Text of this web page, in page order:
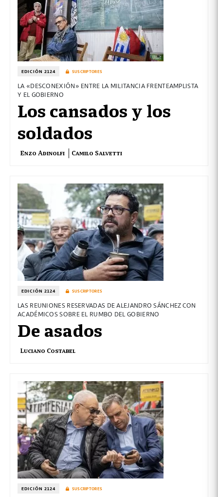
EDICIÓN 2124 SUSCRIPTORES
LA «DESCONEXIÓN» ENTRE LA MILITANCIA FRENTEAMPLISTA
Y EL GOBIERNO
Los cansados y los
soldados
Enzo Adinolfi Camilo Salvetti
EDICIÓN 2124 SUSCRIPTORES
LAS REUNIONES RESERVADAS DE ALEJANDRO SÁNCHEZ CON
ACADÉMICOS SOBRE EL RUMBO DEL GOBIERNO
De asados
Luciano Costabel
EDICIÓN 2124 SUSCRIPTORES